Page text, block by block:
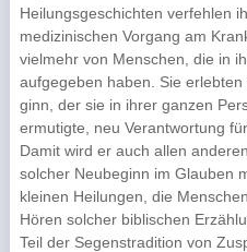
Heilungsgeschichten verfehlen
medizinischen Vorgang am
vielmehr von Menschen, die in
aufgegeben haben. Sie
ginn, der sie in ihrer ganzen
ermutigte, neu Verantwortung
Damit wird er auch allen
solcher Neubeginn im Glauben
kleinen Heilungen, die
Hören solcher biblischen
Teil der Segenstradition von